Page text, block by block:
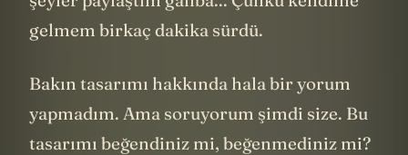
şeyler paylaştım galiba... Çünkü kendime
Bakın tasarımı hakkında hala bir yorum
yapmadım. Ama soruyorum şimdi size. Bu